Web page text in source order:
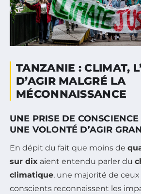
TANZANIE : CLIMAT,
D’AGIR MALGRÉ LA
MÉCONNAISSANCE
UNE PRISE DE
UNE VOLONTÉ D’AGIR
En dépit du fait que moins de
sur dix aient entendu parler du
climatique, une majorité de
conscients reconnaissent les